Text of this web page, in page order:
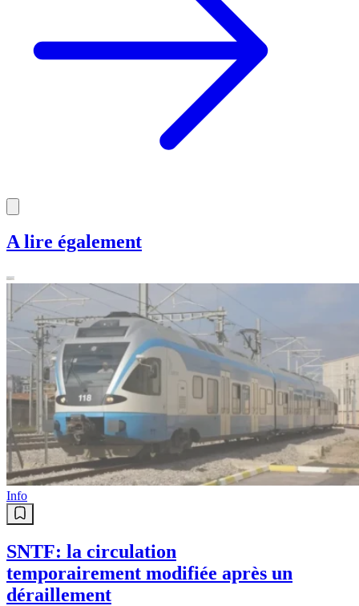
A lire également
Info
SNTF: la circulation
temporairement modifiée après un
déraillement